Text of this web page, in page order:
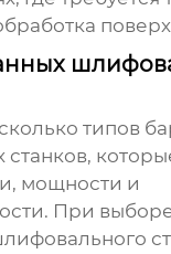
типов
мощности и
При